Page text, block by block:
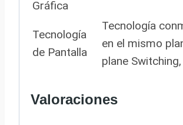
Gráfica
Tecnología
de Pantalla
Tecnología
en el mismo
plane
Valoraciones